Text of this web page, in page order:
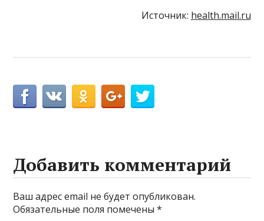
Источник: health.mail.ru
Добавить комментарий
Ваш адрес email не будет опубликован.
Обязательные поля помечены*